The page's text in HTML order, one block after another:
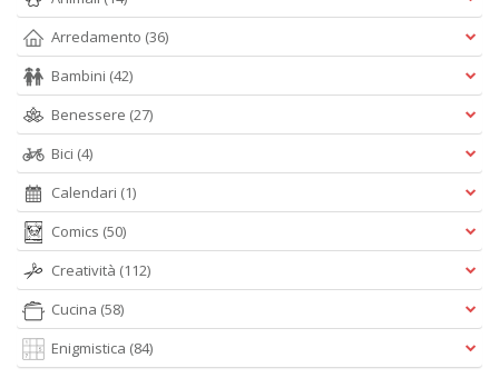
Arredamento (36)
Bambini (42)
Benessere (27)
Bici (4)
Calendari (1)
Comics (50)
Creatività (112)
Cucina (58)
Enigmistica (84)